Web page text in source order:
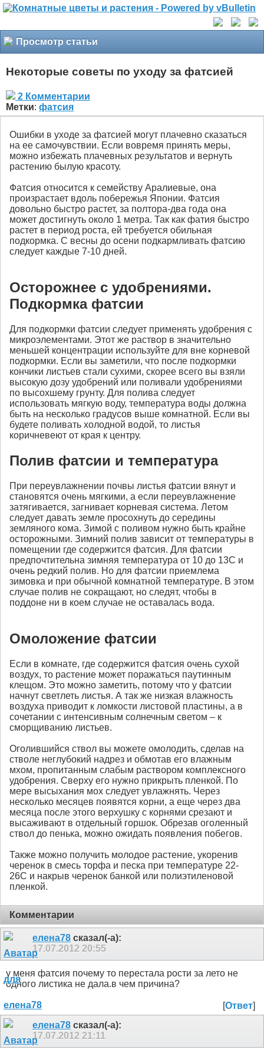
Просмотр статьи
Некоторые советы по уходу за фатсией
2 Комментарии
Метки: фатсия
Ошибки в уходе за фатсией могут плачевно сказаться
на ее самочувствии. Если вовремя принять меры,
можно избежать плачевных результатов и вернуть
растению былую красоту.
Фатсия относится к семейству Аралиевые, она
произрастает вдоль побережья Японии. Фатсия
довольно быстро растет, за полтора-два года она
может достигнуть около 1 метра. Так как фатия быстро
растет в период роста, ей требуется обильная
подкормка. С весны до осени подкармливать фатсию
следует каждые 7-10 дней.
Осторожнее с удобрениями.
Подкормка фатсии
Для подкормки фатсии следует применять удобрения с
микроэлементами. Этот же раствор в значительно
меньшей концентрации используйте для вне корневой
подкормки. Если вы заметили, что после подкормки
кончики листьев стали сухими, скорее всего вы взяли
высокую дозу удобрений или поливали удобрениями
по высохшему грунту. Для полива следует
использовать мягкую воду, температура воды должна
быть на несколько градусов выше комнатной. Если вы
будете поливать холодной водой, то листья
коричневеют от края к центру.
Полив фатсии и температура
При переувлажнении почвы листья фатсии вянут и
становятся очень мягкими, а если переувлажнение
затягивается, загнивает корневая система. Летом
следует давать земле просохнуть до середины
земляного кома. Зимой с поливом нужно быть крайне
осторожными. Зимний полив зависит от температуры в
помещении где содержится фатсия. Для фатсии
предпочтительна зимняя температура от 10 до 13С и
очень редкий полив. Но для фатсии приемлема
зимовка и при обычной комнатной температуре. В этом
случае полив не сокращают, но следят, чтобы в
поддоне ни в коем случае не оставалась вода.
Омоложение фатсии
Если в комнате, где содержится фатсия очень сухой
воздух, то растение может поражаться паутинным
клещом. Это можно заметить, потому что у фатсии
начнут светлеть листья. А так же низкая влажность
воздуха приводит к ломкости листовой пластины, а в
сочетании с интенсивным солнечным светом – к
сморщиванию листьев.
Оголившийся ствол вы можете омолодить, сделав на
стволе неглубокий надрез и обмотав его влажным
мхом, пропитанным слабым раствором комплексного
удобрения. Сверху его нужно прикрыть пленкой. По
мере высыхания мох следует увлажнять. Через
несколько месяцев появятся корни, а еще через два
месяца после этого верхушку с корнями срезают и
высаживают в отдельный горшок. Обрезав оголенный
ствол до пенька, можно ожидать появления побегов.
Также можно получить молодое растение, укоренив
черенок в смесь торфа и песка при температуре 22-
26С и накрыв черенок банкой или полиэтиленовой
пленкой.
Комментарии
елена78 сказал(-а):
17.07.2012 20:55
у меня фатсия почему то перестала рости за лето не
одного листика не дала.в чем причина?
[Ответ]
елена78 сказал(-а):
17.07.2012 21:11